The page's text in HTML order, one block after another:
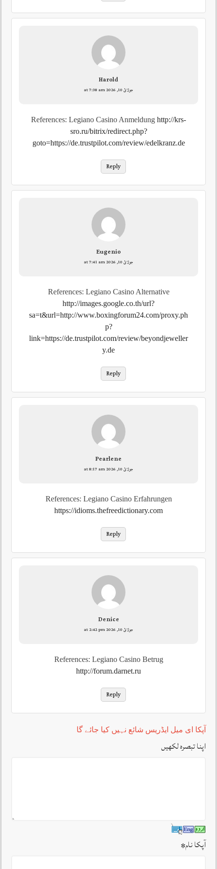
Harold
جولائ 10, 2026 at 7:38 am
References: Legiano Casino Anmeldung http://krs-
sro.ru/bitrix/redirect.php?
goto=https://de.trustpilot.com/review/edelkranz.de
Reply
Eugenio
جولائ 10, 2026 at 7:41 am
References: Legiano Casino Alternative
http://images.google.co.th/url?
sa=t&url=http://www.boxingforum24.com/proxy.ph
p?
link=https://de.trustpilot.com/review/beyondjeweller
y.de
Reply
Pearlene
جولائ 10, 2026 at 8:17 am
References: Legiano Casino Erfahrungen
https://idioms.thefreedictionary.com
Reply
Denice
جولائ 10, 2026 at 2:42 pm
References: Legiano Casino Betrug
http://forum.darnet.ru
Reply
آپکا ای میل ایڈریس شائع نہیں کیا جائے گا
اپنا تبصرہ لکھیں
آپکا نام*